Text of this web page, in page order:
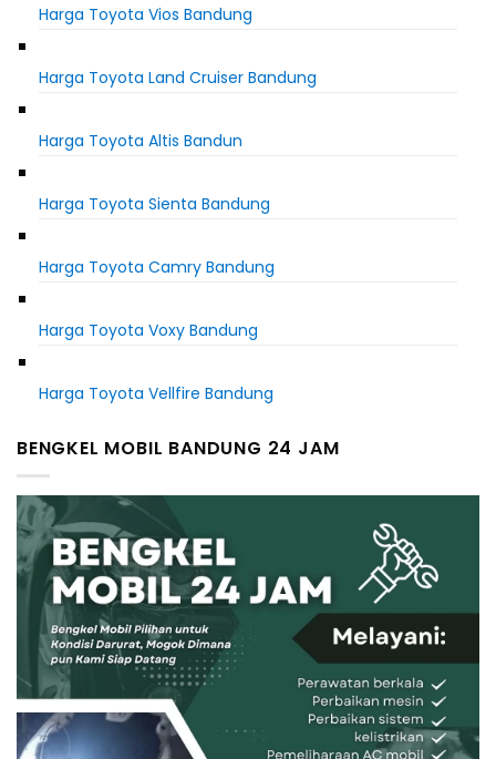
Harga Toyota Vios Bandung
Harga Toyota Land Cruiser Bandung
Harga Toyota Altis Bandun
Harga Toyota Sienta Bandung
Harga Toyota Camry Bandung
Harga Toyota Voxy Bandung
Harga Toyota Vellfire Bandung
BENGKEL MOBIL BANDUNG 24 JAM